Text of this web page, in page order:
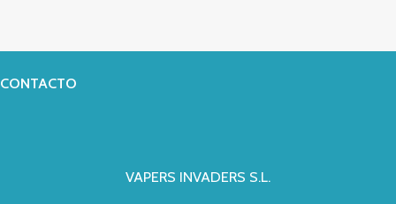
CONTACTO
VAPERS INVADERS S.L.